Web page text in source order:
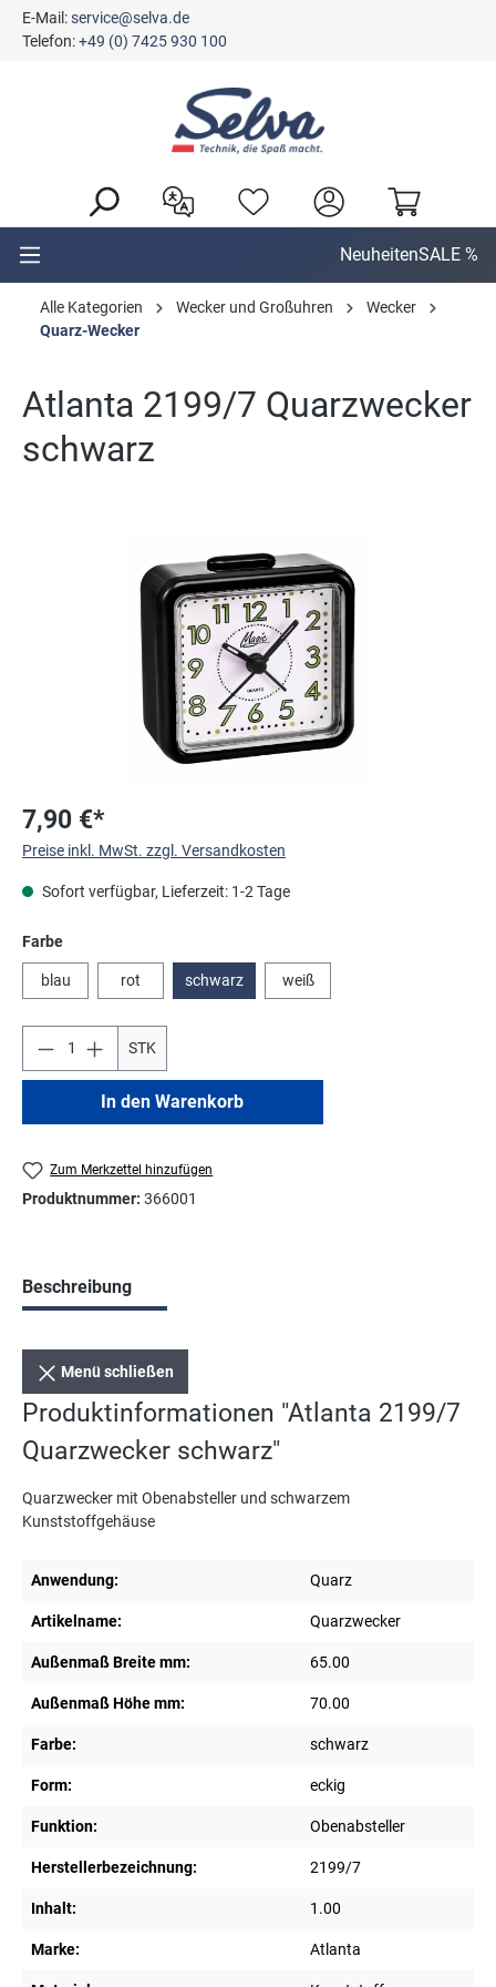
springen
E-Mail:service@selva.de
Telefon:+49 (0) 7425 930 100
NeuheitenSALE %
Alle Kategorien Wecker und Großuhren
Wecker
Quarz-Wecker
Atlanta 2199/7 Quarzwecker
schwarz
7,90 €*
Preise inkl. MwSt. zzgl. Versandkosten
Sofort verfügbar, Lieferzeit: 1-2 Tage
Farbeauswählen
blau rot schwarz weiß
STK
In den Warenkorb
Zum Merkzettel hinzufügen
Produktnummer: 366001
Beschreibung
Menü schließen
Produktinformationen "Atlanta 2199/7
Quarzwecker schwarz"
Quarzwecker mit Obenabsteller und schwarzem
Kunststoffgehäuse
Anwendung: Quarz
Artikelname: Quarzwecker
Außenmaß Breite mm: 65.00
Außenmaß Höhe mm: 70.00
Farbe: schwarz
Form: eckig
Funktion: Obenabsteller
Herstellerbezeichnung: 2199/7
Inhalt: 1.00
Marke: Atlanta